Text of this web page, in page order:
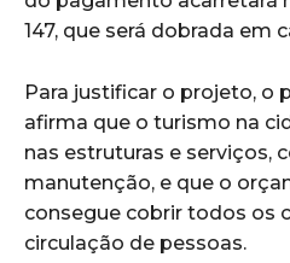
147, que será dobrada em
Para justificar o projeto, o
afirma que o turismo na
nas estruturas e serviços,
manutenção, e que o
consegue cobrir todos os
circulação de pessoas.